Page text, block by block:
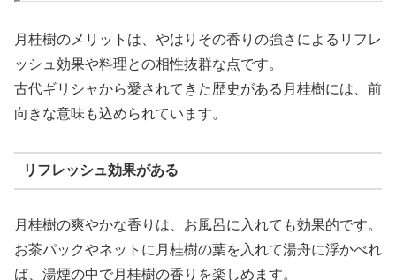
月桂樹のメリットは、やはりその香りの強さによるリフレ
ッシュ効果や料理との相性抜群な点です。
古代ギリシャから愛されてきた歴史がある月桂樹には、前
向きな意味も込められています。
リフレッシュ効果がある
月桂樹の爽やかな香りは、お風呂に入れても効果的です。
お茶パックやネットに月桂樹の葉を入れて湯舟に浮かべれ
ば、湯煙の中で月桂樹の香りを楽しめます。